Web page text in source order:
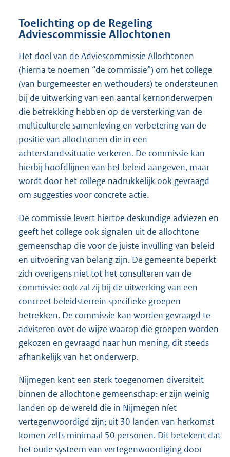
Toelichting op de Regeling
Adviescommissie Allochtonen
Het doel van de Adviescommissie Allochtonen
(hierna te noemen “de commissie”) om het college
(van burgemeester en wethouders) te ondersteunen
bij de uitwerking van een aantal kernonderwerpen
die betrekking hebben op de versterking van de
multiculturele samenleving en verbetering van de
positie van allochtonen die in een
achterstandssituatie verkeren. De commissie kan
hierbij hoofdlijnen van het beleid aangeven, maar
wordt door het college nadrukkelijk ook gevraagd
om suggesties voor concrete actie.
De commissie levert hiertoe deskundige adviezen en
geeft het college ook signalen uit de allochtone
gemeenschap die voor de juiste invulling van beleid
en uitvoering van belang zijn. De gemeente beperkt
zich overigens niet tot het consulteren van de
commissie: ook zal zij bij de uitwerking van een
concreet beleidsterrein specifieke groepen
betrekken. De commissie kan worden gevraagd te
adviseren over de wijze waarop die groepen worden
gekozen en gevraagd naar hun mening, dit steeds
afhankelijk van het onderwerp.
Nijmegen kent een sterk toegenomen diversiteit
binnen de allochtone gemeenschap: er zijn weinig
landen op de wereld die in Nijmegen níet
vertegenwoordigd zijn; uit 30 landen van herkomst
komen zelfs minimaal 50 personen. Dit betekent dat
het oude systeem van vertegenwoordiging door